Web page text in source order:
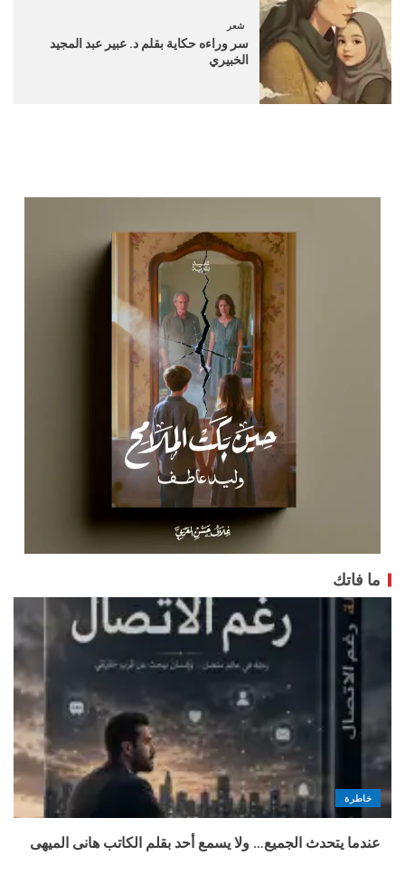
شعر
سر وراءه حكاية بقلم د. عبير عبد المجيد
الخبيري
ما فاتك
خاطرة
عندما يتحدث الجميع… ولا يسمع أحد بقلم الكاتب هانى الميهى